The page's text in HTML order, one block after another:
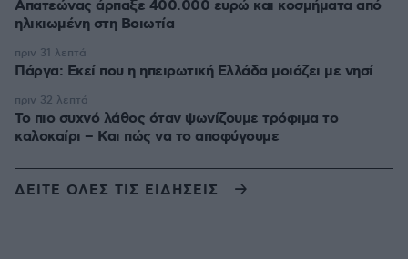
Απατεώνας άρπαξε 400.000 ευρώ και κοσμήματα από
ηλικιωμένη στη Βοιωτία
Πάργα: Εκεί που η ηπειρωτική Ελλάδα μοιάζει με νησί
πριν 31 λεπτά
Το πιο συχνό λάθος όταν ψωνίζουμε τρόφιμα το
καλοκαίρι – Και πώς να το αποφύγουμε
πριν 32 λεπτά
ΔΕΙΤΕ ΟΛΕΣ ΤΙΣ ΕΙΔΗΣΕΙΣ